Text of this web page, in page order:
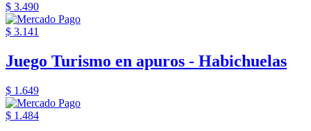
$ 3.490
$ 3.141
Juego Turismo en apuros - Habichuelas
$ 1.649
$ 1.484